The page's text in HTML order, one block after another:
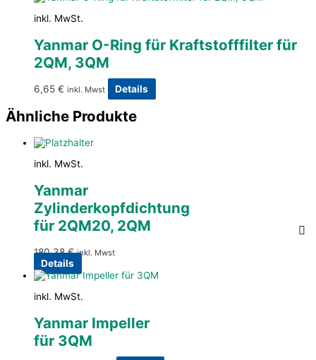
inkl. MwSt.
Yanmar O-Ring für Kraftstofffilter für
2QM, 3QM
6,65 € inkl. Mwst Details
Ähnliche Produkte
inkl. MwSt.
Yanmar
Zylinderkopfdichtung
für 2QM20, 2QM
180,38€ inkl. Mwst
Details
inkl. MwSt.
Yanmar Impeller
für 3QM